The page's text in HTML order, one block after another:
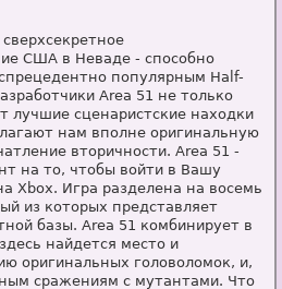
США в Неваде - способно
популярным Half-
Area 51 не только
лучшие сценаристские находки
нам вполне оригинальную
вторичности. Area 51 -
на то, чтобы войти в Вашу
Xbox. Игра разделена на восемь
из которых представляет
базы. Area 51 комбинирует в
найдется место и
оригинальных головоломок, и,
сражениям с мутантами. Что